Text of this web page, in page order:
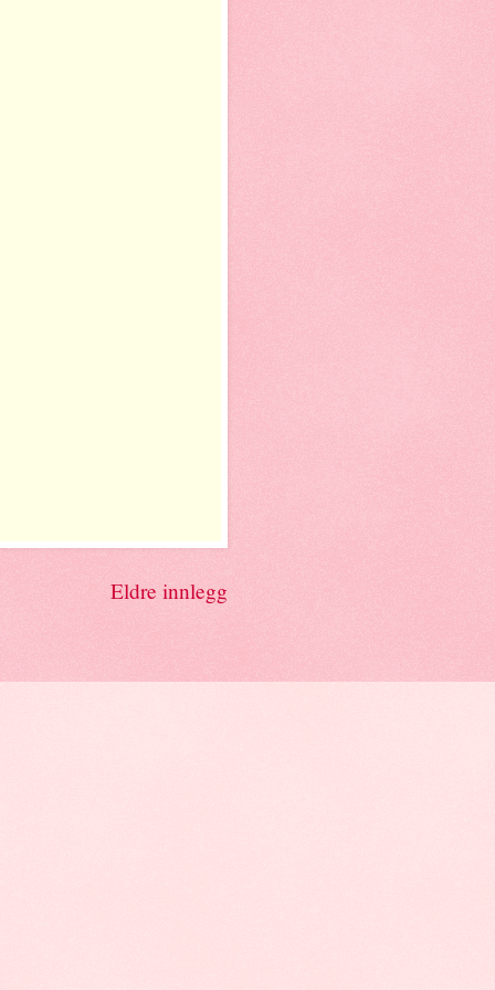
Eldre innlegg